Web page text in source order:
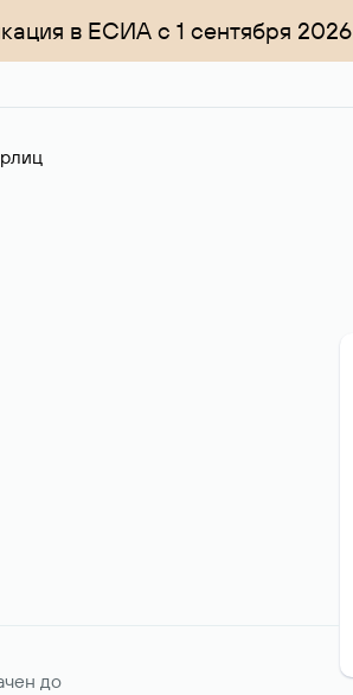
в ЕСИА с 1 сентября 2026
до